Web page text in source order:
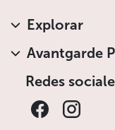
Explorar
Avantgarde
Redes